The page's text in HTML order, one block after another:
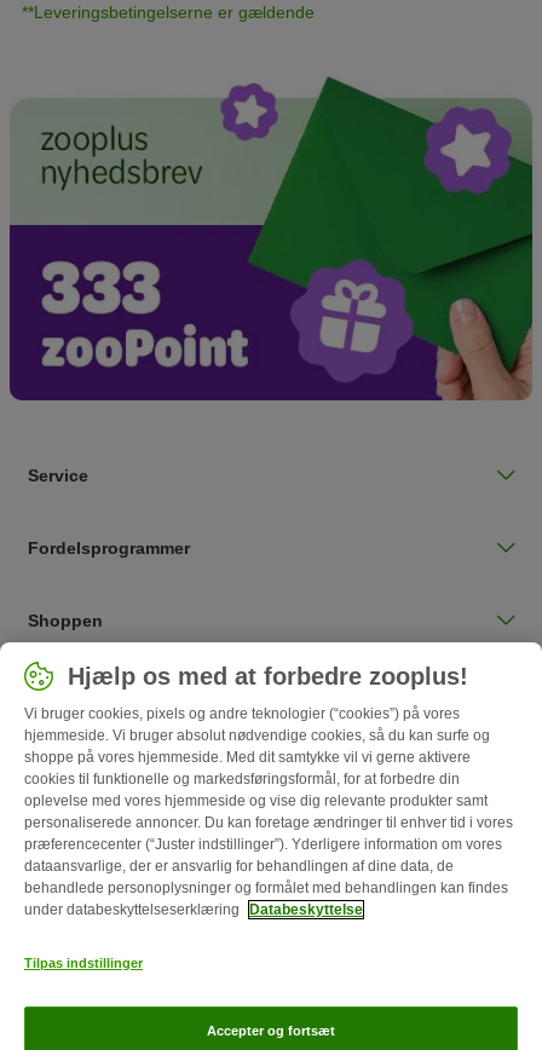
**Leveringsbetingelserne er gældende
Service
Fordelsprogrammer
Shoppen
Vælg land
Danmark / DK
Follow zooplus
Om os Karriere Corporate Website Impressum
Generelle vilkår
Betaling Levering Databeskyttelse
Hjælp os med at forbedre zooplus!
Vi bruger cookies, pixels og andre teknologier (“cookies”) på vores
hjemmeside. Vi bruger absolut nødvendige cookies, så du kan surfe og
shoppe på vores hjemmeside. Med dit samtykke vil vi gerne aktivere
cookies til funktionelle og markedsføringsformål, for at forbedre din
oplevelse med vores hjemmeside og vise dig relevante produkter samt
personaliserede annoncer. Du kan foretage ændringer til enhver tid i vores
præferencecenter (“Juster indstillinger”). Yderligere information om vores
dataansvarlige, der er ansvarlig for behandlingen af ​​dine data, de
behandlede personoplysninger og formålet med behandlingen kan findes
under databeskyttelseserklæring
Databeskyttelse
Tilpas indstillinger
Accepter og fortsæt